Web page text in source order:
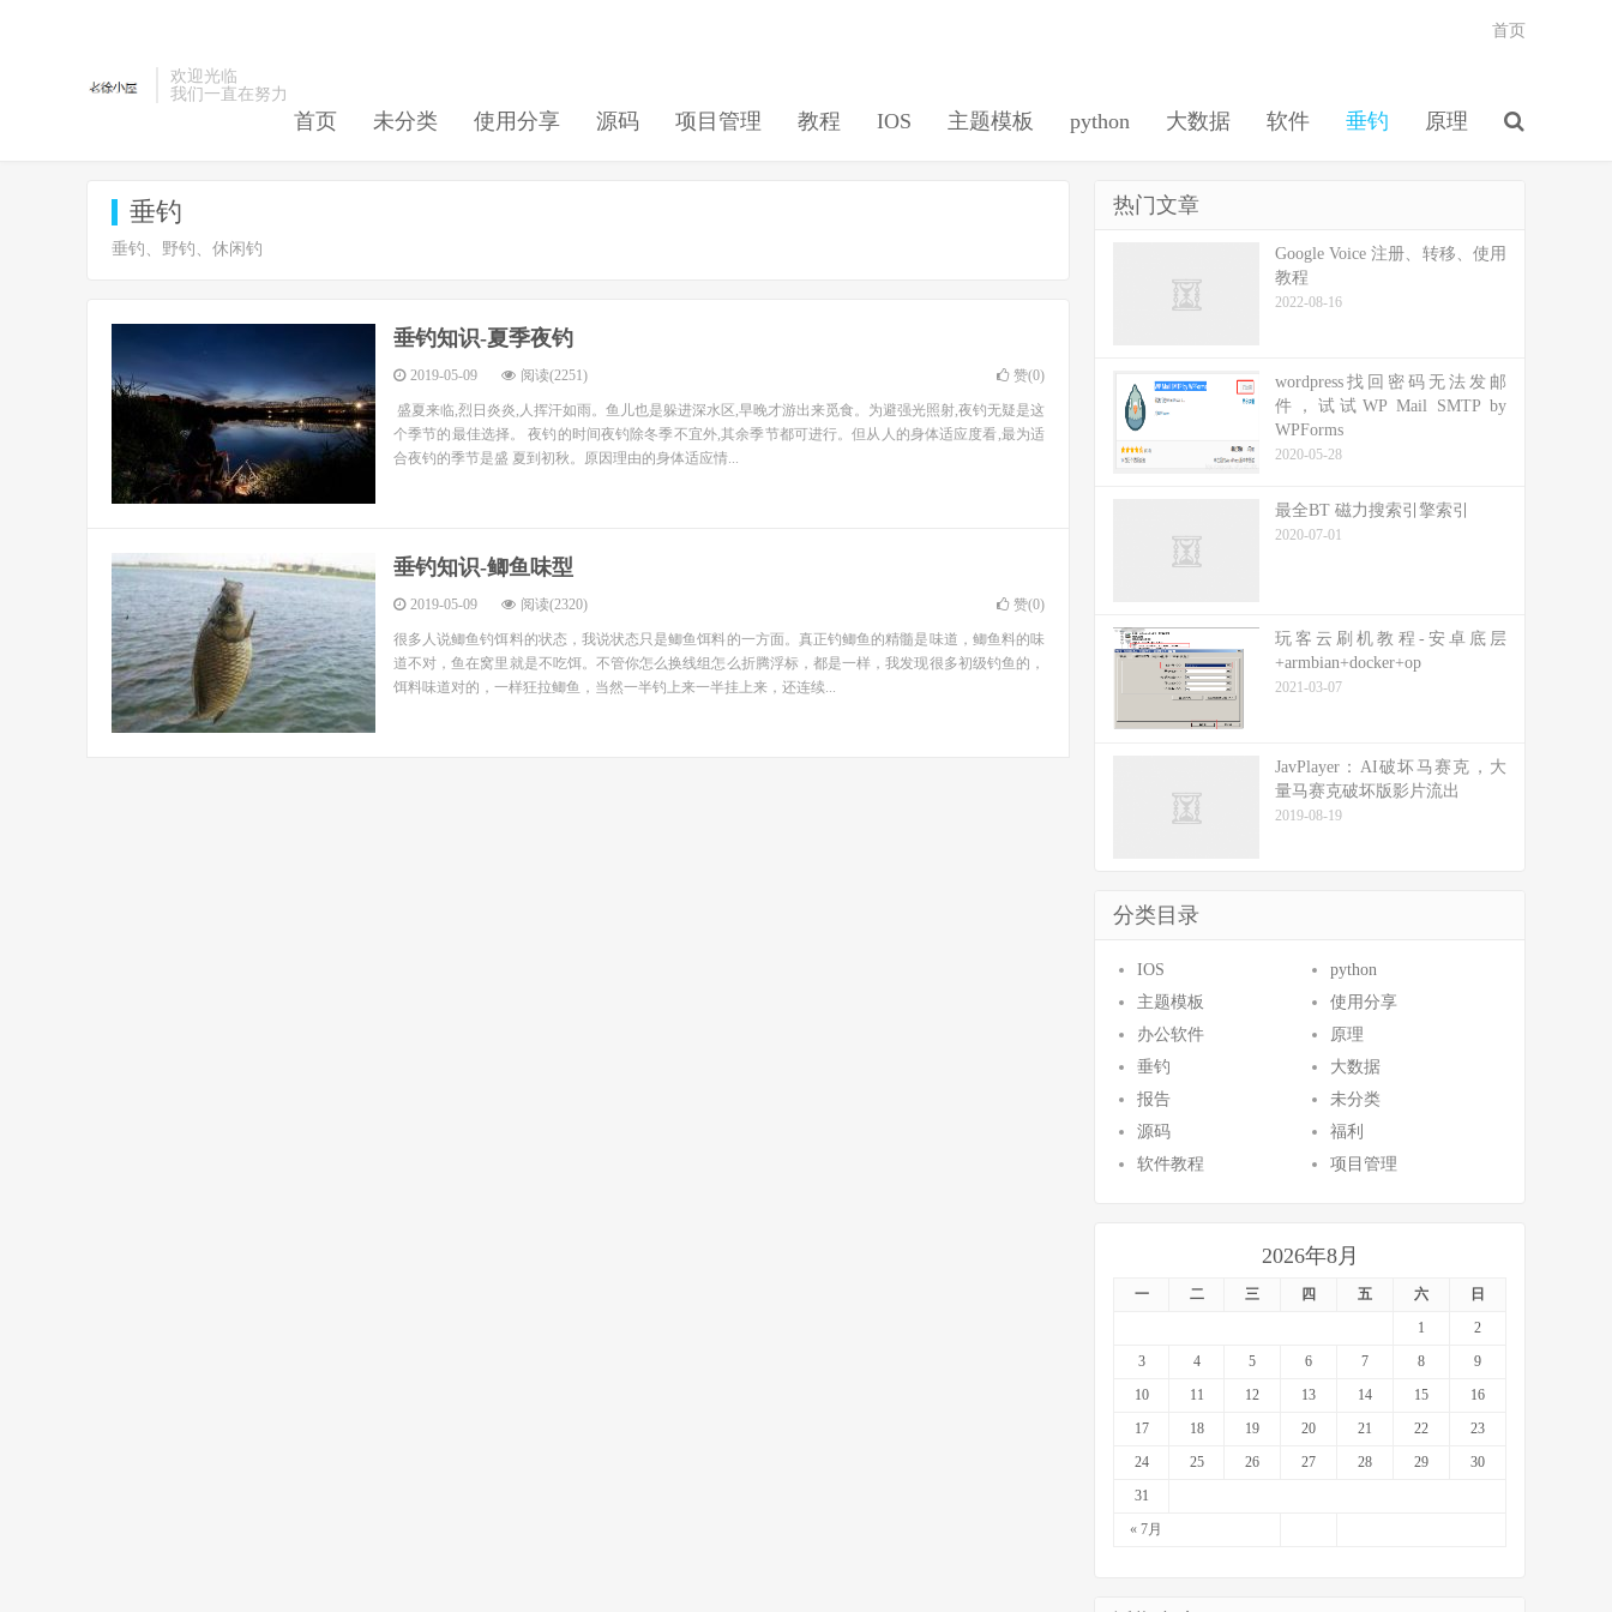
欢迎光临
我们一直在努力
首页 未分类 使用分享 源码 项目管理 教程 IOS 主题模板 python 大数据 软件 垂钓 原理
首页
垂钓
垂钓、野钓、休闲钓
垂钓知识-夏季夜钓
2019-05-09 阅读(2251) 赞(0)
盛夏来临,烈日炎炎,人挥汗如雨。鱼儿也是躲进深水区,早晚才游出来觅食。为避强光照射,夜钓无疑是这
个季节的最佳选择。 夜钓的时间夜钓除冬季不宜外,其余季节都可进行。但从人的身体适应度看,最为适
合夜钓的季节是盛 夏到初秋。原因理由的身体适应情...
垂钓知识-鲫鱼味型
2019-05-09 阅读(2320) 赞(0)
很多人说鲫鱼钓饵料的状态，我说状态只是鲫鱼饵料的一方面。真正钓鲫鱼的精髓是味道，鲫鱼料的味
道不对，鱼在窝里就是不吃饵。不管你怎么换线组怎么折腾浮标，都是一样，我发现很多初级钓鱼的，
饵料味道对的，一样狂拉鲫鱼，当然一半钓上来一半挂上来，还连续...
热门文章
Google Voice 注册、转移、使用
教程
2022-08-16
wordpress找回密码无法发邮
件，试试WP Mail SMTP by
WPForms
2020-05-28
最全BT 磁力搜索引擎索引
2020-07-01
玩客云刷机教程-安卓底层
+armbian+docker+op
2021-03-07
JavPlayer：AI破坏马赛克，大
量马赛克破坏版影片流出
2019-08-19
分类目录
IOS
python
主题模板
使用分享
办公软件
原理
垂钓
大数据
报告
未分类
源码
福利
软件教程
项目管理
2026年8月
一 二 三 四 五 六 日
« 7月
1
2
3
4 5 6 7 8
9
10
11 12 13 14 15
16
17
18 19 20 21 22
23
24
25 26 27 28 29
30
31